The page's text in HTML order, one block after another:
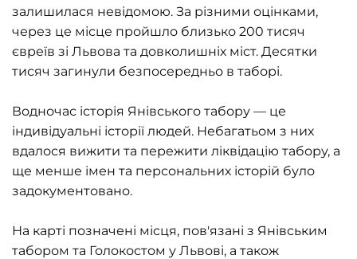
залишилася невідомою. За різними оцінками,
через це місце пройшло близько 200 тисяч
євреїв зі Львова та довколишніх міст. Десятки
тисяч загинули безпосередньо в таборі.
Водночас історія Янівського табору — це
індивідуальні історії людей. Небагатьом з них
вдалося вижити та пережити ліквідацію табору, а
ще менше імен та персональних історій було
задокументовано.
На карті позначені місця, пов'язані з Янівським
табором та Голокостом у Львові, а також